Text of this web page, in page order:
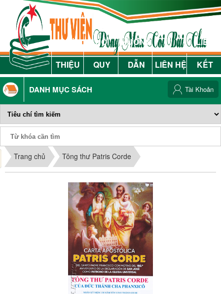
GIỚI
THIỆU
NỘI
QUY
HƯỚNG
DẪN
LIÊN HỆ
LIÊN
KẾT
DANH MỤC SÁCH
Phiếu Sách
Tài Khoản
Trang chủ Tông thư Patris Corde